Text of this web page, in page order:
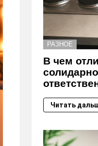
РАЗНОЕ
В чем
Читать